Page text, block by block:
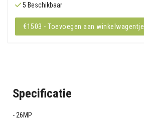
5 Beschikbaar
€1503 - Toevoegen aan winkelwagentje
Specificatie
26MP